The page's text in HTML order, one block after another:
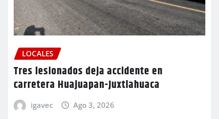
LOCALES
Tres lesionados deja accidente en
carretera Huajuapan-Juxtlahuaca
igavec Ago 3, 2026